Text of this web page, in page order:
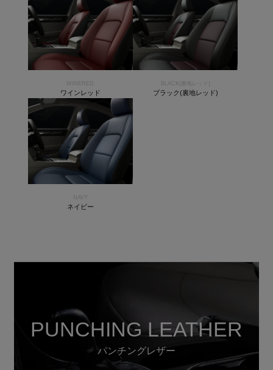
WINERED
ワインレッド
BLACK(裏地レッド)
ブラック(裏地レッド)
NAVY
ネイビー
PUNCHING LEATHER
パンチングレザー